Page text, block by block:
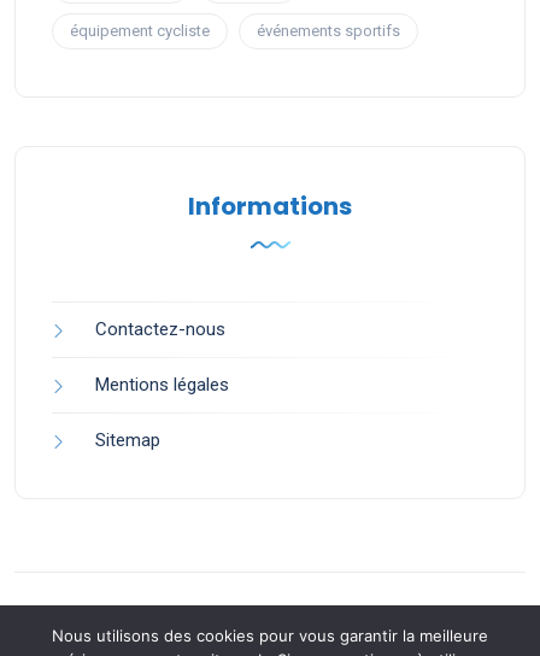
équipement cycliste événements sportifs
Informations
Contactez-nous
Mentions légales
Sitemap
Nous utilisons des cookies pour vous garantir la meilleure